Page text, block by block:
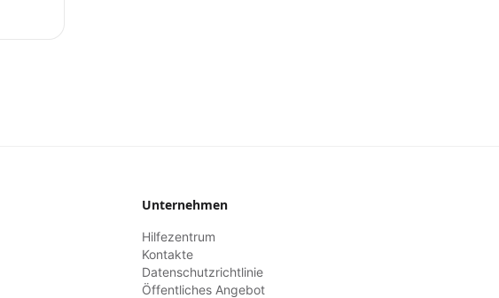
Unternehmen
Hilfezentrum
Kontakte
Datenschutzrichtlinie
Öffentliches Angebot